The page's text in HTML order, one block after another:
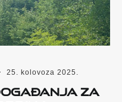
25. kolovoza 2025.
za